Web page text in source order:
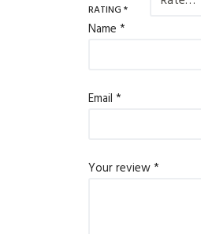
RATING *
Name *
Email *
Your review*